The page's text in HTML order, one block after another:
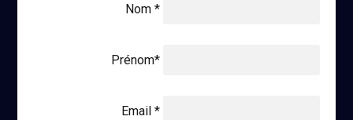
Nom *
Prénom*
Email *